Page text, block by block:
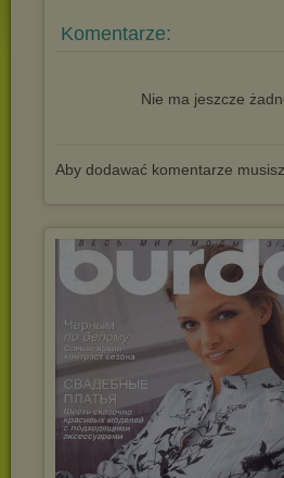
Komentarze:
Nie ma jeszcze
Aby dodawać komentarze